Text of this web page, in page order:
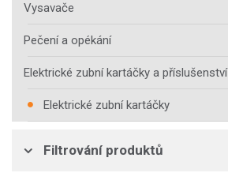
Vysavače
Pečení a opékání
Elektrické zubní kartáčky a příslušenství
Elektrické zubní kartáčky
Filtrování produktů